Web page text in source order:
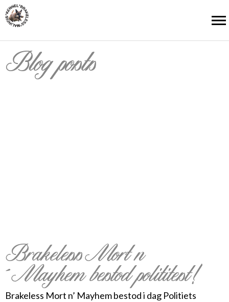
Blog posts
BrakelessMort n
´Mayhem bestod polititest!
Brakeless Mort n’ Mayhem bestod i dag Politiets